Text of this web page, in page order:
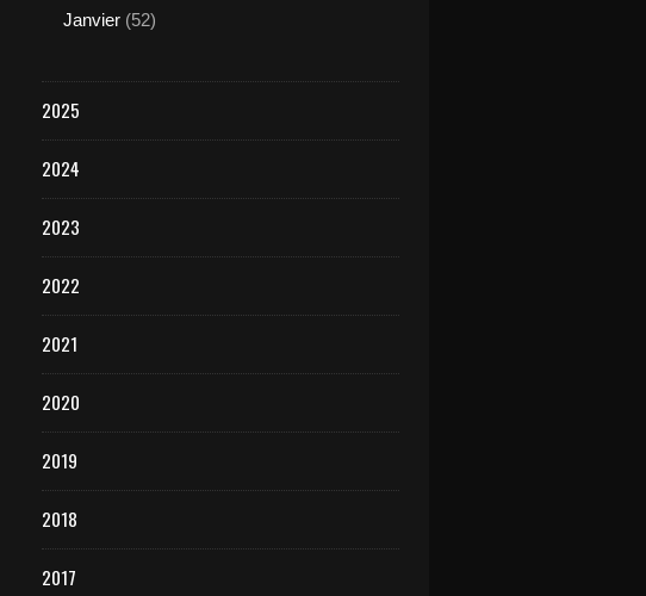
Janvier (52)
2025
2024
2023
2022
2021
2020
2019
2018
2017